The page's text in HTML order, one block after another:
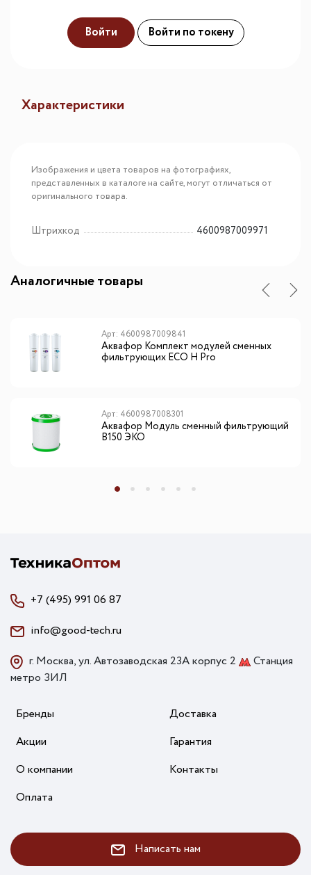
Войти Войти по токену
Характеристики
Изображения и цвета товаров на фотографиях,
представленных в каталоге на сайте, могут отличаться от
оригинального товара.
Штрихкод 4600987009971
Аналогичные товары
Арт: 4600987009841
Аквафор Комплект модулей сменных
фильтрующих ECO H Pro
Арт: 4600987008301
Аквафор Модуль сменный фильтрующий
B150 ЭКО
+7 (495) 991 06 87
info@good-tech.ru
г. Москва, ул. Автозаводская 23А корпус 2
Станция
метро ЗИЛ
Бренды
Акции
О компании
Оплата
Доставка
Гарантия
Контакты
Написать нам